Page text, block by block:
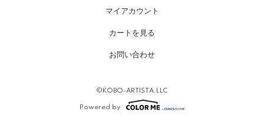
マイアカウント
カートを見る
お問い合わせ
©KOBO-ARTISTA.LLC
Powered by